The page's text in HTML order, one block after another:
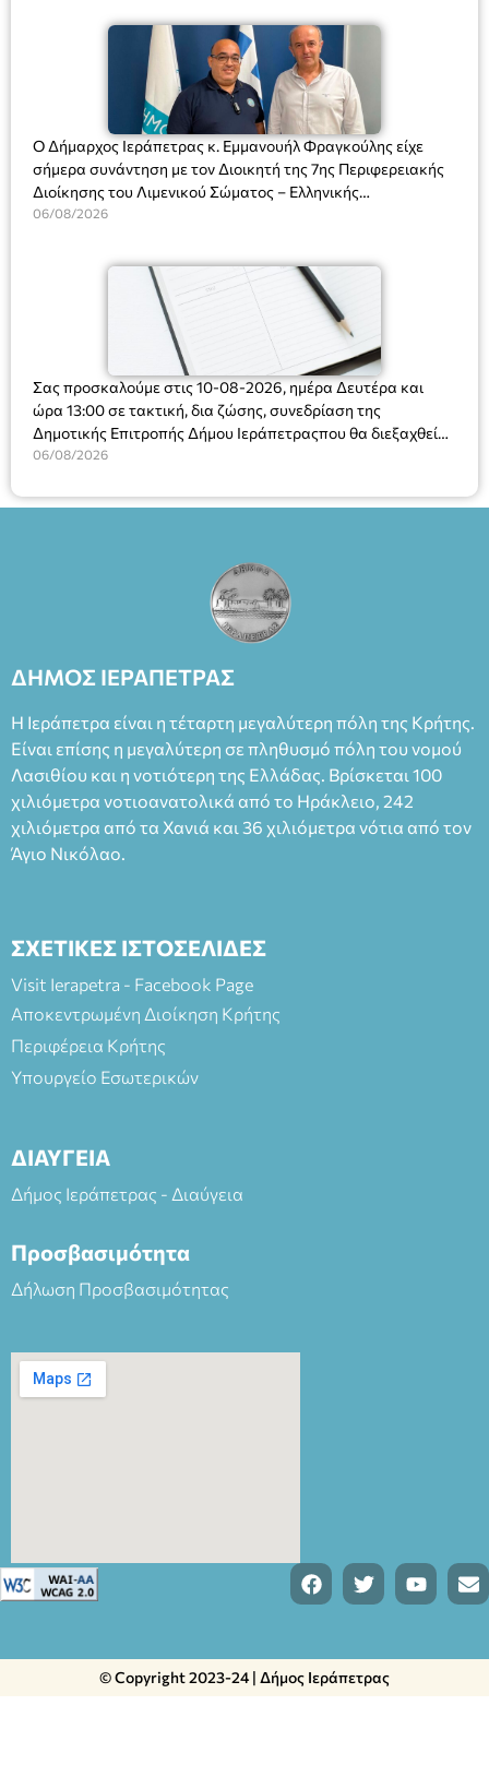
Ο Δήμαρχος Ιεράπετρας κ. Εμμανουήλ Φραγκούλης είχε
σήμερα συνάντηση με τον Διοικητή της 7ης Περιφερειακής
Διοίκησης του Λιμενικού Σώματος – Ελληνικής
Ακτοφυλακής (Λ.Σ.-ΕΛ.ΑΚΤ.), Αρχιπλοίαρχο Λ.Σ. κ. Ιωάννη
06/08/2026
Σας προσκαλούμε στις 10-08-2026, ημέρα Δευτέρα και
ώρα 13:00 σε τακτική, δια ζώσης, συνεδρίαση της
Δημοτικής Επιτροπής Δήμου Ιεράπετραςπου θα διεξαχθεί
στο Δημοτικό Κατάστημα, Δημοκρατίας 31 στην αίθουσα
και λήψη αποφάσεων στα παρακάτω θέματα:
06/08/2026
ΔΗΜΟΣ ΙΕΡΑΠΕΤΡΑΣ
Η Ιεράπετρα είναι η τέταρτη μεγαλύτερη πόλη της Κρήτης.
Είναι επίσης η μεγαλύτερη σε πληθυσμό πόλη του νομού
Λασιθίου και η νοτιότερη της Ελλάδας. Βρίσκεται 100
χιλιόμετρα νοτιοανατολικά από το Ηράκλειο, 242
χιλιόμετρα από τα Χανιά και 36 χιλιόμετρα νότια από τον
Άγιο Νικόλαο.
ΣΧΕΤΙΚΕΣ ΙΣΤΟΣΕΛΙΔΕΣ
Visit Ierapetra - Facebook Page
Αποκεντρωμένη Διοίκηση Κρήτης
Περιφέρεια Κρήτης
Υπουργείο Εσωτερικών
ΔΙΑΥΓΕΙΑ
Δήμος Ιεράπετρας - Διαύγεια
Προσβασιμότητα
Δήλωση Προσβασιμότητας
© Copyright 2023-24 | Δήμος Ιεράπετρας